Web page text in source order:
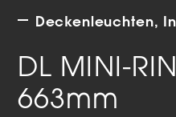
Deckenleuchten
DL MINI-
663mm